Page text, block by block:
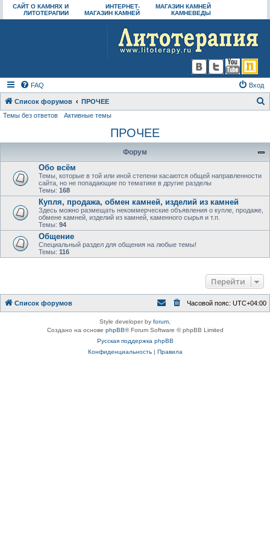
САЙТ О КАМНЯХ И
ЛИТОТЕРАПИИ
ИНТЕРНЕТ-
МАГАЗИН КАМНЕЙ
МАГАЗИН КАМНЕЙ
КАМНЕВЕДЫ
FAQ Вход
Список форумов ПРОЧЕЕ
с
Темы без ответов Активные темы
ПРОЧЕЕ
Форум
Обо всём
Темы, которые в той или иной степени касаются общей направленности
сайта, но не попадающие по тематике в другие разделы
Темы: 168
Купля, продажа, обмен камней, изделий из камней
Здесь можно размещать некоммерческие объявления о купле, продаже,
обмене камней, изделий из камней, каменного сырья и т.п.
Темы: 94
Общение
Специальный раздел для общения на любые темы!
Темы: 116
Перейти
Список форумов Часовой пояс: UTC+04:00
Style developer by forum
Создано на основе phpBB® Forum Software © phpBB Limited
Русская поддержка phpBB
Конфиденциальность| Правила